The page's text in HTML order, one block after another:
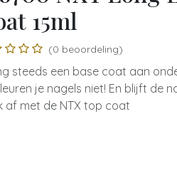
15ml
(0 beoordeling)
steeds een base coat aan
je nagels niet! En blijft de
af met de NTX top coat